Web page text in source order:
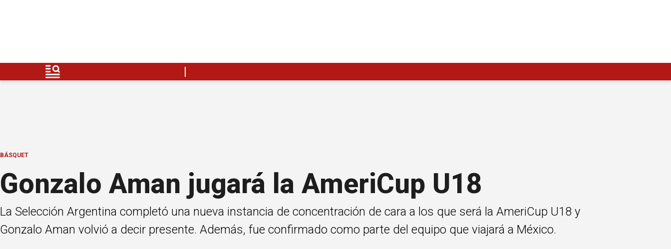
BÁSQUET
Gonzalo Aman jugará la AmeriCup U18
La Selección Argentina completó una nueva instancia de concentración de cara a los que será la AmeriCup U18 y
Gonzalo Aman volvió a decir presente. Además, fue confirmado como parte del equipo que viajará a México.